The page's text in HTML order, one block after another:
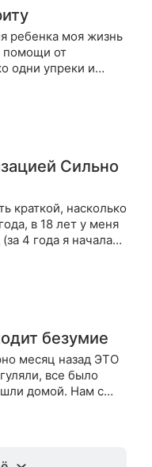
ребенка моя жизнь
помощи от
одни упреки и
ругань. Я
3х мес ребенок
Сильно
краткой, насколько
в 18 лет у меня
4 года я начала
а сначала мне
либо у меня
На ребенка иногда находит безумие
месяц назад ЭТО
все было
домой. Нам с
делам и с дочкой
ребенок ее